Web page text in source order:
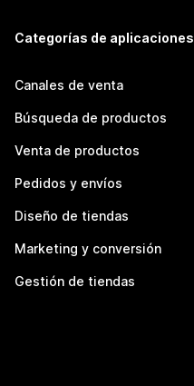
Categorías de aplicaciones
Canales de venta
Búsqueda de productos
Venta de productos
Pedidos y envíos
Diseño de tiendas
Marketing y conversión
Gestión de tiendas